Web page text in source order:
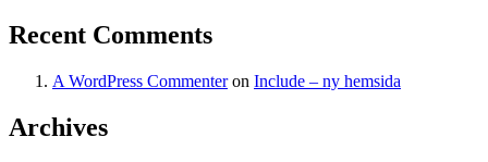
Recent Comments
A WordPress Commenteron Include – ny hemsida
Archives